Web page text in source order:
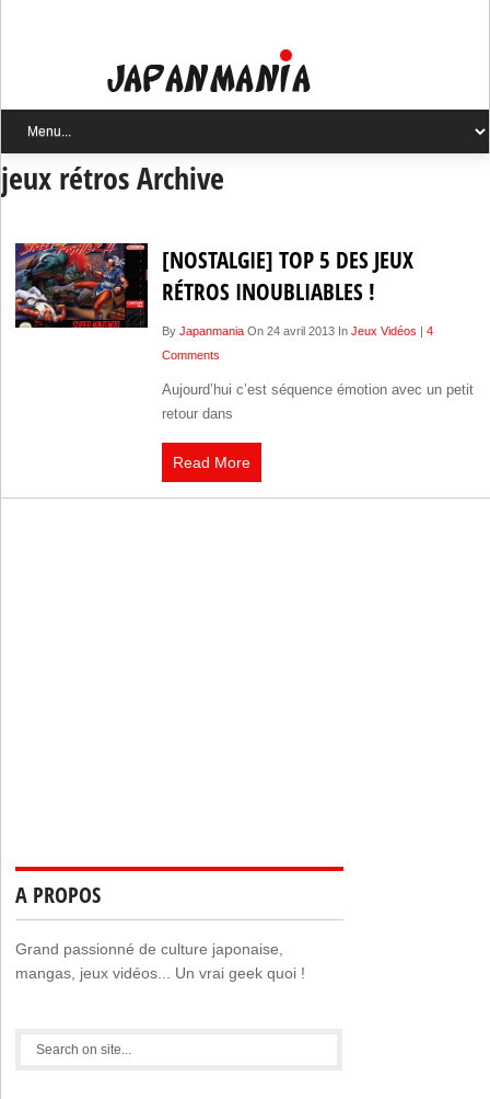
jeux rétros Archive
[NOSTALGIE] TOP 5 DES JEUX
RÉTROS INOUBLIABLES !
By JapanmaniaOn 24 avril 2013 In Jeux Vidéos | 4
Comments
Aujourd’hui c’est séquence émotion avec un petit
retour dans
Read More
A PROPOS
Grand passionné de culture japonaise,
mangas, jeux vidéos... Un vrai geek quoi !